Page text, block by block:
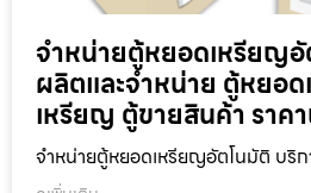
จำหน่ายตู้หยอดเหรียญ​อั
ผลิตและจำหน่าย ตู้หยอ
เหรียญ ตู้ขายสินค้า ราค
จำหน่ายตู้หยอดเหรียญ​อัตโนมัติ บริก